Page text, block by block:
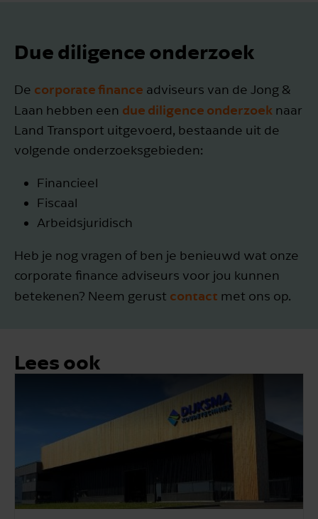
Due diligence onderzoek
De corporate finance adviseurs van de Jong &
Laan hebben een due diligence onderzoek naar
Land Transport uitgevoerd, bestaande uit de
volgende onderzoeksgebieden:
Financieel
Fiscaal
Arbeidsjuridisch
Heb je nog vragen of ben je benieuwd wat onze
corporate finance adviseurs voor jou kunnen
betekenen? Neem gerust contact met ons op.
Lees ook